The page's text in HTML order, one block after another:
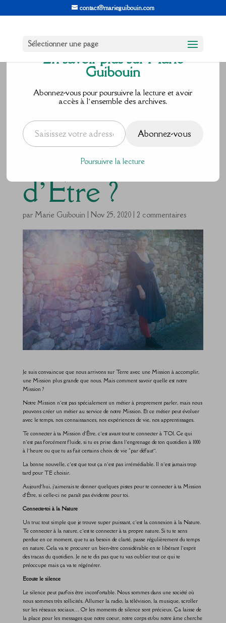
contact@marieguibouin.com
Sélectionner une page
Comment te
connecter à ta
Mission
d’Être ?
par Marie Guibouin | Nov 25, 2020| 2 commentaires
Je suis convaincue que nous arrivons sur Terre avec une Mission à accomplir,
une Mission plus grande que nous. Mais comment savoir quelle est notre
Mission ?
Notre Mission n’est pas spécialement un métier à proprement parler, mais nous
pouvons créer un métier au service de notre Mission. Et ce métier peut évoluer
avec le temps, nos connaissances, nos expériences de vie, nos apprentissages.
Te connecter à ta Mission d’Être, c’est avant tout te connecter à TOI. Ce qui
n’est pas forcément fluide, si tu es prise dans l’engrenage de ton quotidien à 1000
à l’heure ou que tu as fait certains choix de vie “par défaut”.
La bonne nouvelle, c’est que tout ça n’est pas irrémédiable. Il n’est jamais trop
tard pour TE choisir.
Aujourd’hui, j’aimerais te donner quelques pistes pour te connecter à ta Mission
d’Être, si celle-ci ne paraît pas évidente pour toi.
Connecte-toi à la Nature
Un truc tout simple que je trouve super puissant, c’est la connexion à la Nature.
Te connecter à la nature, c’est te connecter à ta propre nature. Si tu te sens
perdue en ce moment, que tu as besoin de clarté, passe régulièrement du temps
en nature. Cela va te procurer un bien-être considérable en te libérant l’esprit
des tracas du quotidien. Je ne te dis pas que tu vas oublier tout ce qui te
préoccupe mais ça va te régénérer.
Ecoute le silence
Le silence peut parfois être inconfortable. Nous sommes dans une société où
nous sommes très sollicités. Allumer la radio, la télévision, la musique, scroller
sur les réseaux sociaux… Or les moments de silence sont précieux. Ça laisse de
la place pour les messages que notre coeur, notre corps et/ou notre âme cherche
En savoir plus sur Marie
Guibouin
Abonnez-vous pour poursuivre la lecture et avoir
accès à l’ensemble des archives.
Saisissez votre adresse e-mail…
Abonnez-vous
Poursuivre la lecture